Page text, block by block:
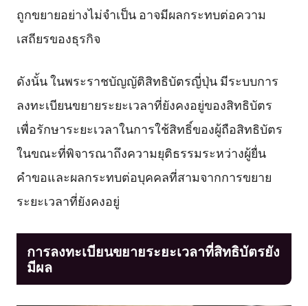
ถูกขยายอย่างไม่จำเป็น อาจมีผลกระทบต่อความ
เสถียรของธุรกิจ
ดังนั้น ในพระราชบัญญัติสิทธิบัตรญี่ปุ่น มีระบบการ
ลงทะเบียนขยายระยะเวลาที่ยังคงอยู่ของสิทธิบัตร
เพื่อรักษาระยะเวลาในการใช้สิทธิ์ของผู้ถือสิทธิบัตร
ในขณะที่พิจารณาถึงความยุติธรรมระหว่างผู้ยื่น
คำขอและผลกระทบต่อบุคคลที่สามจากการขยาย
ระยะเวลาที่ยังคงอยู่
การลงทะเบียนขยายระยะเวลาที่สิทธิบัตรยัง
มีผล